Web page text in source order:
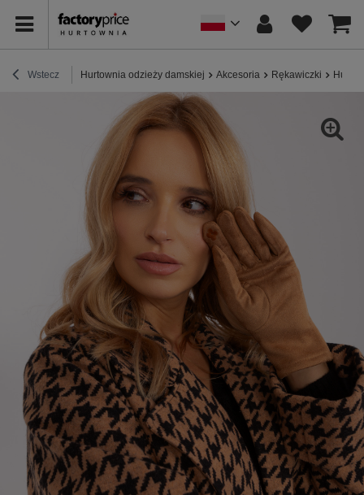
Wstecz Hurtownia odzieży damskiej Akcesoria Rękawiczki Hurt